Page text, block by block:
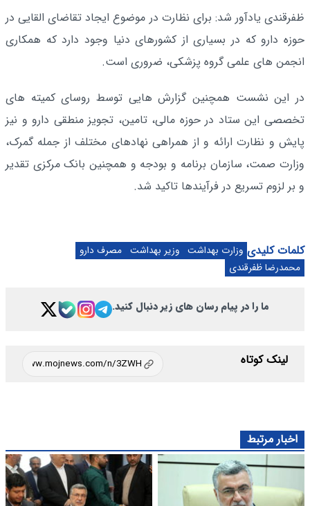
ظفرقندی یادآور شد: برای نظارت در موضوع ایجاد تقاضای القایی در
حوزه دارو که در بسیاری از کشورهای دنیا وجود دارد که همکاری
انجمن های علمی گروه پزشکی، ضروری است.
در این نشست همچنین گزارش هایی توسط روسای کمیته های
تخصصی این ستاد در حوزه مالی، تامین، تجویز منطقی دارو و نیز
پایش و نظارت ارائه و از همراهی نهادهای مختلف از جمله گمرک،
وزارت صمت، سازمان برنامه و بودجه و همچنین بانک مرکزی تقدیر
و بر لزوم تسریع در فرآیندها تاکید شد.
کلمات کلیدی وزارت بهداشت وزیر بهداشت مصرف دارو
محمدرضا ظفرقندی
ما را در پیام رسان های زیر دنبال کنید.
لینک کوتاه
اخبار مرتبط